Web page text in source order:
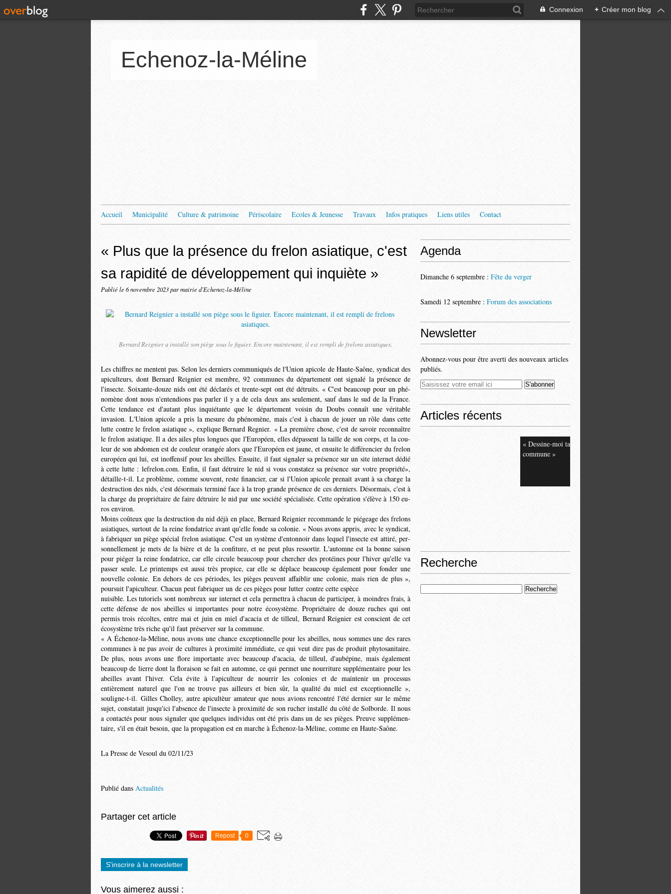
Connexion + Créer mon blog
Echenoz-la-Méline
Accueil Municipalité Culture & patrimoine Périscolaire Ecoles & Jeunesse Travaux Infos pratiques Liens utiles Contact
« Plus que la présence du frelon asiatique, c'est
sa rapidité de développement qui inquiète »
Publié le 6 novembre 2023par mairie d'Echenoz-la-Méline
Bernard Reignier a installé son piège sous le figuier. Encore maintenant, il est rem­pli de frelons asiatiques.
Les chiffres ne mentent pas. Selon les derniers commu­niqués de l'Union apicole de Haute-Saône, syndicat des
apiculteurs, dont Bernard Rei­gnier est membre, 92 communes du département ont signalé la présence de
l'insecte. Soixante-douze nids ont été déclarés et trente-sept ont été détruits. « C'est beaucoup pour un phé­
nomène dont nous n'entendions pas parler il y a de cela deux ans seulement, sauf dans le sud de la France.
Cette tendance est d'autant plus inquiétante que le département voisin du Doubs connaît une véritable
invasion. L'Union apicole a pris la mesure du phénomène, mais c'est à cha­cun de jouer un rôle dans cette
lutte contre le frelon asiatique », explique Bernard Regnier. « La première chose, c'est de savoir reconnaître
le frelon asia­tique. Il a des ailes plus longues que l'Européen, elles dépassent la taille de son corps, et la cou­
leur de son abdomen est de couleur orangée alors que l'Eu­ropéen est jaune, et ensuite le différencier du frelon
européen qui lui, est inoffensif pour les abeilles. Ensuite, il faut signaler sa présence sur un site internet dédié
à cette lutte : lefrelon.com. Enfin, il faut détruire le nid si vous constatez sa présence sur votre propriété»,
détaille-t-il. Le problème, comme souvent, reste financier, car si l'Union apicole prenait avant à sa charge la
destruction des nids, c'est dé­sormais terminé face à la trop grande présence de ces derniers. Désormais, c'est à
la charge du propriétaire de faire détruire le nid par une société spécialisée. Cette opération s'élève à 150 eu­
ros environ.
Moins coûteux que la destruction du nid déjà en place, Ber­nard Reignier recommande le piégeage des frelons
asiatiques, surtout de la reine fondatrice avant qu'elle fonde sa colonie. « Nous avons appris, avec le syndicat,
à fabriquer un piège spécial frelon asiatique. C'est un système d'entonnoir dans lequel l'insecte est attiré, per­
sonnellement je mets de la bière et de la confiture, et ne peut plus ressortir. L'automne est la bonne saison
pour piéger la reine fondatrice, car elle circule beaucoup pour chercher des protéines pour l'hiver qu'elle va
passer seule. Le printemps est aussi très propice, car elle se déplace beaucoup égale­ment pour fonder une
nouvelle colonie. En dehors de ces périodes, les pièges peuvent affaiblir une colonie, mais rien de plus »,
pour­suit l'apiculteur. Chacun peut fa­briquer un de ces pièges pour lutter contre cette espèce
nuisible. Les tuto­riels sont nombreux sur internet et cela per­mettra à chacun de participer, à moindres frais, à
cette défense de nos abeilles si importantes pour notre écosystème. Propriétaire de douze ruches qui ont
permis trois récoltes, entre mai et juin en miel d'acacia et de tilleul, Bernard Reignier est conscient de cet
écosystème très riche qu'il faut préserver sur la commune.
« A Échenoz-la-Méline, nous avons une chance exception­nelle pour les abeilles, nous sommes une des rares
com­munes à ne pas avoir de cultures à proximité immédiate, ce qui veut dire pas de produit phytosanitaire.
De plus, nous avons une flore importante avec beau­coup d'acacia, de tilleul, d'aubé­pine, mais également
beaucoup de lierre dont la floraison se fait en automne, ce qui permet une nourriture supplémentaire pour les
abeilles avant l'hiver. Cela évite à l'apiculteur de nourrir les colonies et de maintenir un processus
entièrement naturel que l'on ne trouve pas ail­leurs et bien sûr, la qualité du miel est exceptionnelle »,
souligne-­t-il. Gilles Cholley, autre apicultèur amateur que nous avions rencontré l'été dernier sur le même
sujet, constatait jusqu'ici l'absence de l'insecte à proximité de son rucher installé du côté de Sol­borde. Il nous
a contactés pour nous signaler que quelques in­dividus ont été pris dans un de ses pièges. Preuve supplémen­
taire, s'il en était besoin, que la propagation est en marche à Échenoz-la-Méline, comme en Haute-Saône.
La Presse de Vesoul du 02/11/23
Publié dans Actualités
Partager cet article
Repost 0
S'inscrire à la newsletter
Vous aimerez aussi :
Agenda
Dimanche 6 septembre : Fête du verger
Samedi 12 septembre : Forum des associations
Newsletter
Abonnez-vous pour être averti des nouveaux articles
publiés.
Articles récents
« Dessine-moi ta
commune »
Recherche